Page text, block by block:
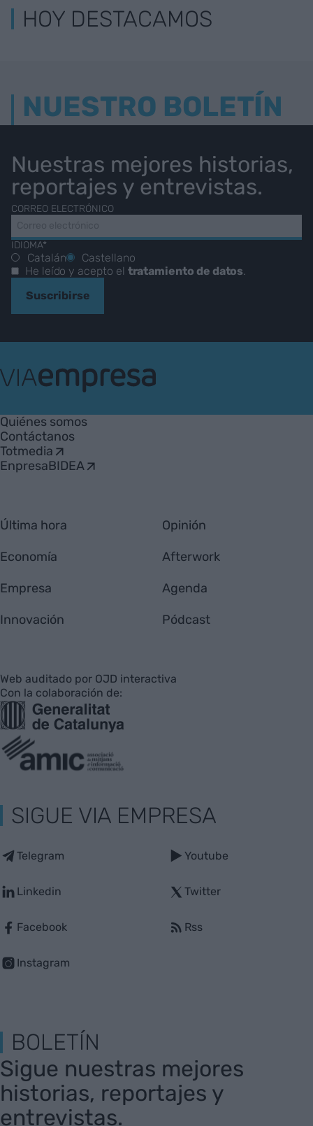
HOY DESTACAMOS
NUESTRO BOLETÍN
Nuestras mejores historias,
reportajes y entrevistas.
CORREO ELECTRÓNICO
IDIOMA*
Catalán
Castellano
He leído y acepto el tratamiento de datos.
Suscribirse
Empresa
Quiénes somos
Contáctanos
Totmedia
EnpresaBIDEA
Última hora
Economía
Empresa
Innovación
Opinión
Afterwork
Agenda
Pódcast
Web auditado por OJD interactiva
Con la colaboración de:
SIGUE VIA EMPRESA
Telegram
Linkedin
Facebook
Instagram
Youtube
Twitter
Rss
BOLETÍN
Sigue nuestras mejores
historias, reportajes y
entrevistas.